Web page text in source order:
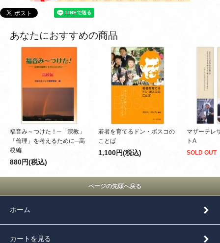
あなたにおすすめの商品
福音み～つけた！─「宗教」
「倫理」を考えるために─高
校編
880円(税込)
若者を育てるドン・ボスコの
ことば
1,100円(税込)
マザーテレ
トA
SOLD OUT
ページの先頭へ戻る
ホーム
カートを見る